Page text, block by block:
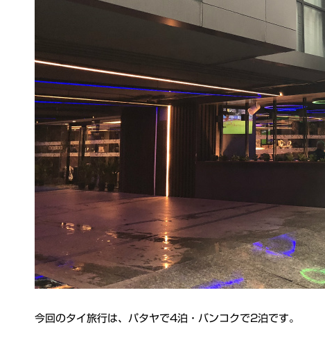
今回のタイ旅行は、パタヤで4泊・バンコクで2泊です。